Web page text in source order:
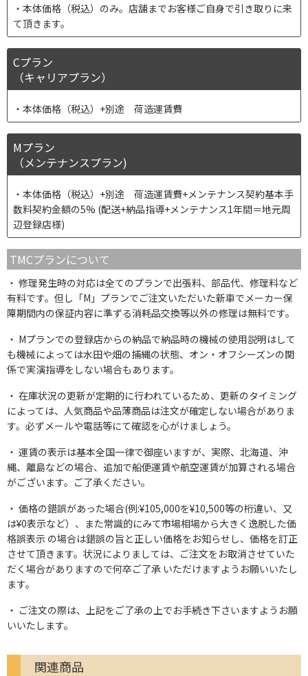
本体価格（税込）のみ。店舗までお客様ご自身で引き取りに来
て頂きます。
Cプラン
（キャリアプラン）
本体価格（税込）+別途 荷造運賃費
Mプラン
（メンテナンスプラン)
本体価格（税込）+別途 荷造運賃費+メンテナンス契約基本手
数料契約金額の5% (配送+納品指導+メンテナンス1年間＝地元周
辺登録店様)
TMCプランについて
修理発生時の対応は全てのプランで出張料、部品代、修理料など
有料です。但し「M」プランでご注文いただいた新車でメーカー保
障期間内の保証内容に準ずる消耗品交換等以外の修理は無料です。
Mプランでの登録店からの納品で納品時の機械の使用説明はして
も機械によっては水田や畑の捕縄の状態、オン・オフシーズンの関
係で実演指導をしない場合もあります。
在庫状況の更新が定期的に行われているため、更新のタイミング
によっては、人気商品や品薄商品は注文が確定しない場合がありま
す。必ずメールや電話等にて確認を心がけましょう。
運賃の表示は基本全国一律で御座いますが、実際、北海道、沖
縄、離島などの場合、追加で船便運賃や航空運賃が加算される場合
がございます。ご了承ください。
価格の錯誤があった場合(例:¥105,000を¥10,500等の桁違い、又
は¥0表示など）、また常識的にみて市場相場から大きく逸脱した価
格誤表示 の場合は錯誤の旨と正しい価格をお知らせし、価格を訂正
させて頂きます。状況によりましては、ご注文をお取消させていた
だく場合がありますので何卒ご了承 いただけますようお願いいたし
ます。
ご注文の際は、上記をご了承の上でお手続き下さいますようお願
いいたします。
関連商品